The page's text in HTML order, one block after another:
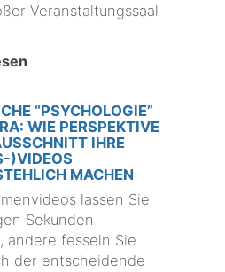
Veranstaltungssaal
“PSYCHOLOGIE”
WIE PERSPEKTIVE
IHRE
)VIDEOS
MACHEN
lassen Sie
Sekunden
andere fesseln Sie
der entscheidende